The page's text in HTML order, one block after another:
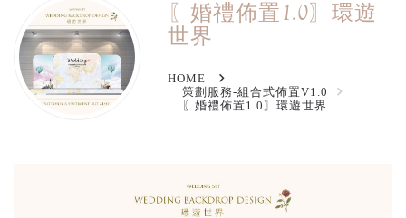
〖婚禮佈置1.0〗環遊
世界
HOME
策劃服務-組合式佈置V1.0
〖婚禮佈置1.0〗環遊世界